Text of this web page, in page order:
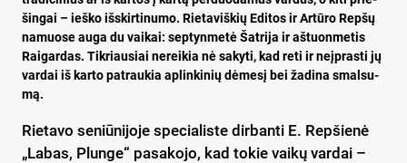
šin­gai – ieš­ko iš­skir­ti­nu­mo. Rie­ta­viš­kių Edi­tos ir Ar­tū­ro Rep­šų
na­muo­se au­ga du vai­kai: sep­tyn­me­tė Šat­ri­ja ir aš­tuon­me­tis
Rai­gar­das. Tik­riau­siai ne­rei­kia nė sa­ky­ti, kad re­ti ir neįp­ras­ti jų
var­dai iš kar­to pa­trau­kia ap­lin­ki­nių dė­me­sį bei ža­di­na smal­su­
mą.
Rie­ta­vo se­niū­ni­jo­je spe­cia­lis­te dir­ban­ti E. Rep­šie­nė
„Labas, Plunge“ pa­sa­ko­jo, kad to­kie vai­kų var­dai –